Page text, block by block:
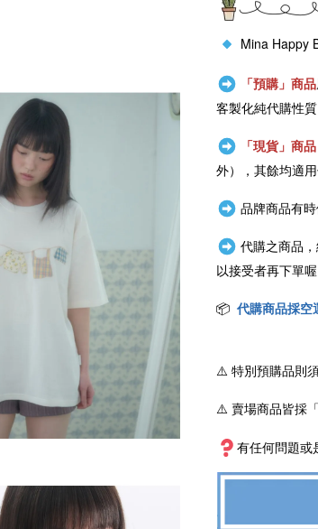
Mina Happy
「預購」商品
客製化純代購性
「現貨」商品
外），其餘均適
品牌商品有
代購之商品
以接受者再下單喔
📦 代購商品採空
⚠️特別預購品則
⚠️ 賣場商品皆採
有任何問題或